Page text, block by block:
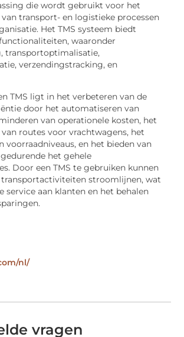
die wordt gebruikt voor het
transport- en logistieke processen
Het TMS systeem biedt
waaronder
transportoptimalisatie,
verzendingstracking, en
TMS ligt in het verbeteren van de
door het automatiseren van
van operationele kosten, het
routes voor vrachtwagens, het
voorraadniveaus, en het bieden van
het gehele
Door een TMS te gebruiken kunnen
transportactiviteiten stroomlijnen, wat
service aan klanten en het behalen
nl/
vragen